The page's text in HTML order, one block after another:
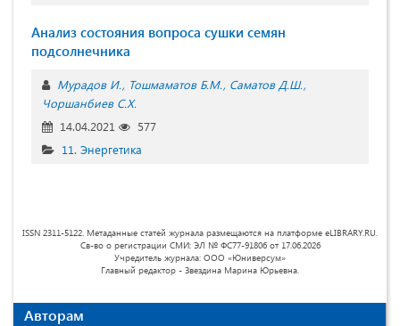
Анализ состояния вопроса сушки семян
подсолнечника
Мурадов И. Тошмаматов Б.М. Саматов Д.Ш.
Чоршанбиев С.Х.
14.04.2021
577
11. Энергетика
ISSN 2311-5122. Метаданные статей журнала размещаются на платформе eLIBRARY.RU.
Св-во о регистрации СМИ: ЭЛ № ФС77-91806 от 17.06.2026
Учредитель журнала: ООО «Юниверсум»
Главный редактор - Звездина Марина Юрьевна.
Авторам